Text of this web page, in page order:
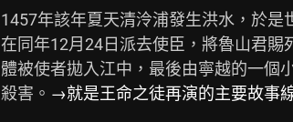
1457年該年夏天清泠浦發生洪水，於
在同年12月24日派去使臣，將魯山君
體被使者拋入江中，最後由寧越的一個
殺害。 →就是王命之徒再演的主要故事